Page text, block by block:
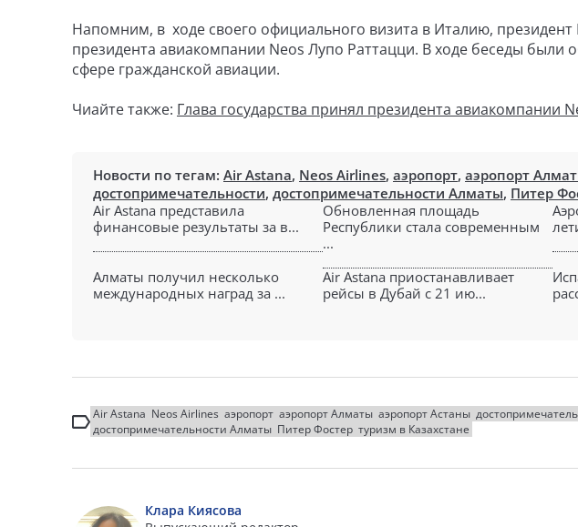
Напомним, в ходе своего официального визита в Италию,
президента авиакомпании Neos Лупо Раттацци. В ходе беседы были
сфере гражданской авиации.
Чиайте также: Глава государства принял президента авиакомпании
Новости по тегам: Air Astana, Neos Airlines, аэропорт, аэропорт
достопримечательности, достопримечательности Алматы, Питер
Air Astana представила
финансовые результаты за в...
Обновленная площадь
Республики стала современным
...
Алматы получил несколько
международных наград за ...
Air Astana приостанавливает
рейсы в Дубай с 21 ию...
Air Astana Neos Airlines аэропорт аэропорт Алматы аэропорт Астаны
достопримечательности Алматы Питер Фостер туризм в Казахстане
Клара Киясова